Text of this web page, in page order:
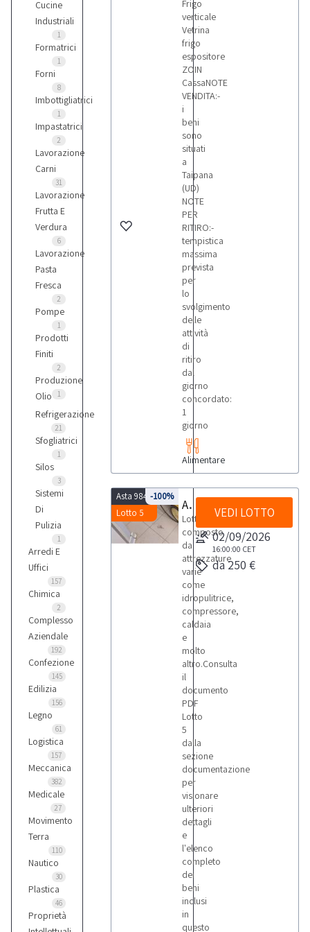
Cucine
Industriali
1
Formatrici
1
Forni
8
Imbottigliatrici
1
Impastatrici
2
Lavorazione
Carni
31
Lavorazione
Frutta E
Verdura
6
Lavorazione
Pasta
Fresca
2
Pompe
1
Prodotti
Finiti
2
Produzione
Olio
1
Refrigerazione
21
Sfogliatrici
1
Silos
3
Sistemi
Di
Pulizia
1
Arredi E
Uffici
157
Chimica
2
Complesso
Aziendale
192
Confezione
145
Edilizia
156
Legno
61
Logistica
157
Meccanica
382
Medicale
27
Movimento
Terra
110
Nautico
30
Plastica
46
Proprietà
Frigo
verticale
Vetrina
frigo
espositore
ZOIN
CassaNOTE
VENDITA:-
i
beni
sono
situati
a
Taipana
(UD)
NOTE
PER
RITIRO:-
tempistica
massima
prevista
per
lo
svolgimento
delle
attività
di
ritiro
dal
giorno
concordato:
1
giorno
Alimentare
Asta 9843
Lotto 5
-100%
Attrezzature varie
Lotto
composto
da
attrezzature
varie
come
idropulitrice,
compressore,
caldaia
e
molto
altro.Consulta
il
documento
PDF
Lotto
5
dalla
sezione
documentazione
per
visionare
ulteriori
dettagli
e
l'elenco
completo
dei
beni
inclusi
in
questo
VEDI LOTTO
02/09/2026
16:00:00 CET
da 250 €